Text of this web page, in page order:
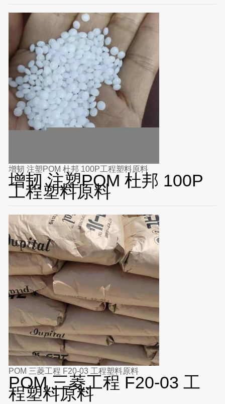
增韧 注塑POM 杜邦 100P工程塑料原料
增韧 注塑POM 杜邦 100P
工程塑料原料
POM 三菱工程 F20-03 工程塑料原料
POM 三菱工程 F20-03 工
程塑料原料